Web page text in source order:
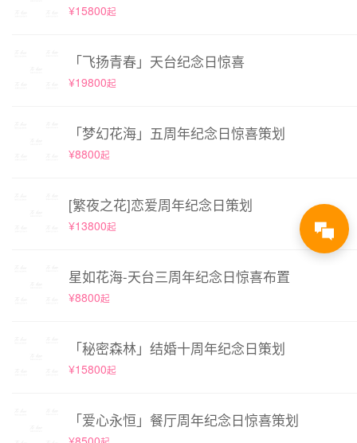
¥15800起
「飞扬青春」天台纪念日惊喜
¥19800起
「梦幻花海」五周年纪念日惊喜策划
¥8800起
[繁夜之花]恋爱周年纪念日策划
¥13800起
星如花海-天台三周年纪念日惊喜布置
¥8800起
「秘密森林」结婚十周年纪念日策划
¥15800起
「爱心永恒」餐厅周年纪念日惊喜策划